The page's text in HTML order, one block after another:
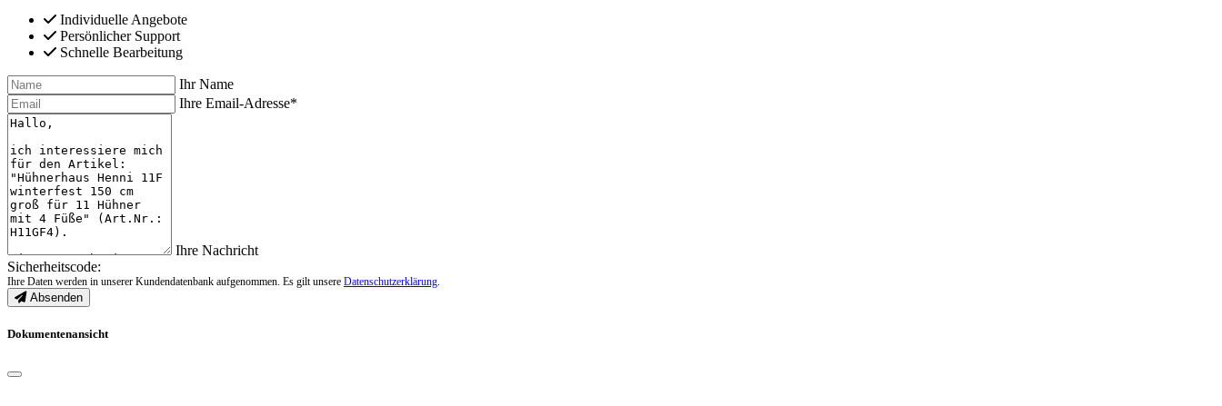
Individuelle Angebote
Persönlicher Support
Schnelle Bearbeitung
Ihr Name
Ihre Email-Adresse*
Ihre Nachricht
Sicherheitscode:
Ihre Daten werden in unserer Kundendatenbank aufgenommen. Es gilt unsere Datenschutzerklärung.
Absenden
Dokumentenansicht